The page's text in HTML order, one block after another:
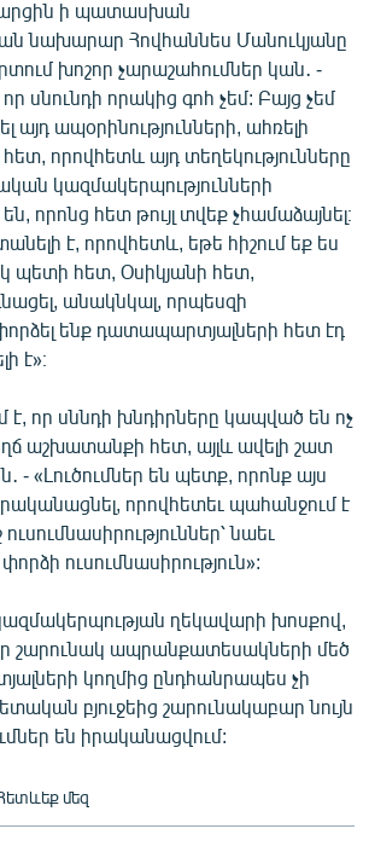
ի պատասխան
նախարար Հովհաննես Մանուկյանը
խոշոր չարաշահումներ կան․ -
սնունդի որակից գոհ չեմ: Բայց չեմ
այդ ապօրինությունների, ահռելի
որովհետև այդ տեղեկությունները
կազմակերպությունների
որոնց հետ թույլ տվեք չհամաձայնել։
է, որովհետև, եթե հիշում եք ես
պետի հետ, Օսիկյանի հետ,
անակնկալ, որպեսզի
ենք դատապարտյալների հետ էդ
է»։
է, որ սննդի խնդիրները կապված են ոչ
աշխատանքի հետ, այլև ավելի շատ
- «Լուծումներ են պետք, որոնք այս
որովհետեւ պահանջում է
նաեւ
ուսումնասիրություն»:
ղեկավարի խոսքով,
շարունակ ապրանքատեսակների մեծ
կողմից ընդհանրապես չի
բյուջեից շարունակաբար նույն
են իրականացվում:
մեզ